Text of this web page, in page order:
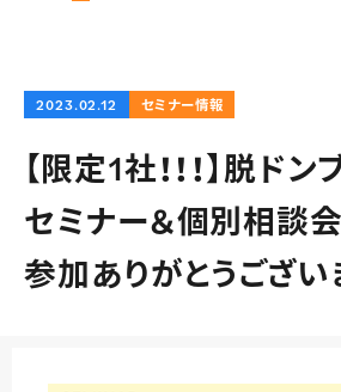
2023.02.12 セミナー情報
【限定1社！！！】脱ド
セミナー＆個別相談
参加ありがとうござい